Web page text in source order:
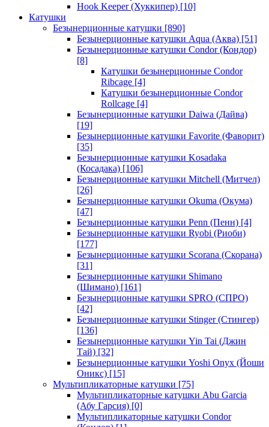
Hook Keeper (Хуккипер) [10]
Катушки
Безынерционные катушки [890]
Безынерционные катушки Aqua (Аква) [51]
Безынерционные катушки Condor (Кондор)
[8]
Катушки безынерционные Condor
Ribcage [4]
Катушки безынерционные Condor
Rollcage [4]
Безынерционные катушки Daiwa (Дайва)
[19]
Безынерционные катушки Favorite (Фаворит)
[35]
Безынерционные катушки Kosadaka
(Косадака) [106]
Безынерционные катушки Mitchell (Митчел)
[26]
Безынерционные катушки Okuma (Окума)
[47]
Безынерционные катушки Penn (Пенн) [4]
Безынерционные катушки Ryobi (Риоби)
[177]
Безынерционные катушки Scorana (Скорана)
[31]
Безынерционные катушки Shimano
(Шимано) [161]
Безынерционные катушки SPRO (СПРО)
[42]
Безынерционные катушки Stinger (Стингер)
[136]
Безынерционные катушки Yin Tai (Джин
Тай) [32]
Безынерционные катушки Yoshi Onyx (Йоши
Оникс) [15]
Мультипликаторные катушки [75]
Мультипликаторные катушки Abu Garcia
(Абу Гарсия) [0]
Мультипликаторные катушки Condor